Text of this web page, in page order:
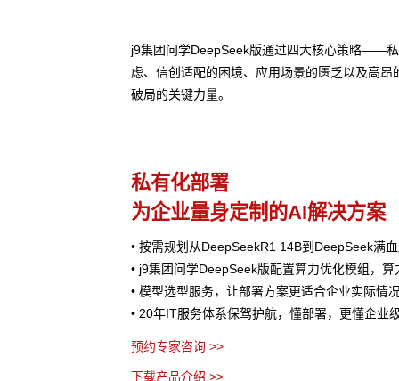
j9集团问学DeepSeek版通过四大核心策略——
虑、信创适配的困境、应用场景的匮乏以及高
破局的关键力量。
私有化部署
为企业量身定制的AI解决方案
• 按需规划从DeepSeekR1 14B到DeepSeek满
• j9集团问学DeepSeek版配置算力优化模组，
• 模型选型服务，让部署方案更适合企业实际情
• 20年IT服务体系保驾护航，懂部署，更懂企业
预约专家咨询 >>
下载产品介绍 >>